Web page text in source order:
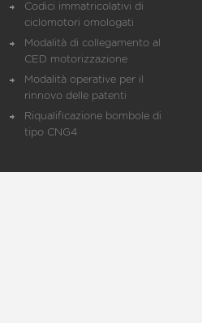
Codici immatricolativi di
ciclomotori omologati
Modalità di collegamento al
CED motorizzazione
Modalità operative per il
rinnovo delle patenti
Riqualificazione bombole di
tipo CNG4